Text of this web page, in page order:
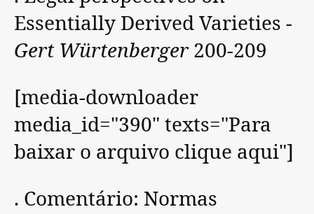
Essentially Derived Varieties -
Gert Würtenberger200-209
[media-downloader
media_id="390" texts="Para
baixar o arquivo clique aqui"]
. Comentário: Normas